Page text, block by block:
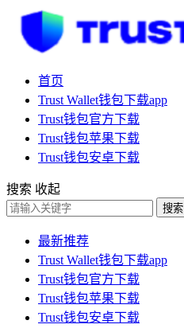
首页
Trust Wallet钱包下载app
Trust钱包官方下载
Trust钱包苹果下载
Trust钱包安卓下载
搜索 收起
搜索
最新推荐
Trust Wallet钱包下载app
Trust钱包官方下载
Trust钱包苹果下载
Trust钱包安卓下载